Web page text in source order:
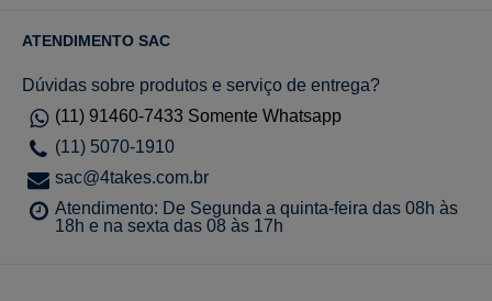
ATENDIMENTO SAC
Dúvidas sobre produtos e serviço de entrega?
(11) 91460-7433 Somente Whatsapp
(11) 5070-1910
sac@4takes.com.br
Atendimento: De Segunda a quinta-feira das 08h às
18h e na sexta das 08 às 17h